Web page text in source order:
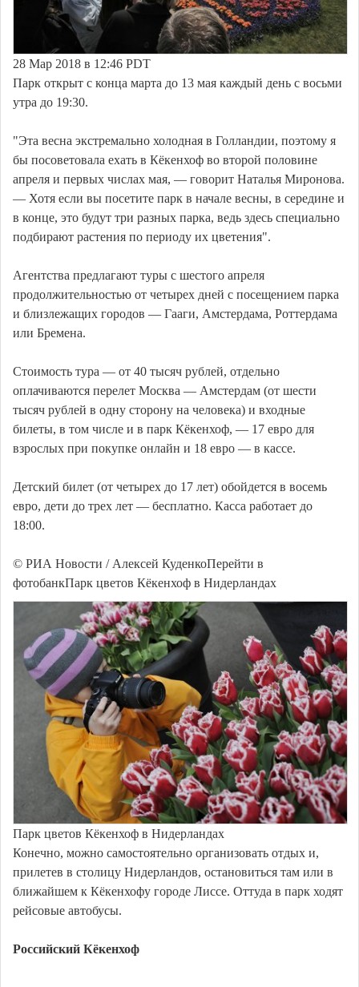
28 Мар 2018 в 12:46 PDT
Парк открыт с конца марта до 13 мая каждый день с восьми
утра до 19:30.
"Эта весна экстремально холодная в Голландии, поэтому я
бы посоветовала ехать в Кёкенхоф во второй половине
апреля и первых числах мая, — говорит Наталья Миронова.
— Хотя если вы посетите парк в начале весны, в середине и
в конце, это будут три разных парка, ведь здесь специально
подбирают растения по периоду их цветения".
Агентства предлагают туры с шестого апреля
продолжительностью от четырех дней с посещением парка
и близлежащих городов — Гааги, Амстердама, Роттердама
или Бремена.
Стоимость тура — от 40 тысяч рублей, отдельно
оплачиваются перелет Москва — Амстердам (от шести
тысяч рублей в одну сторону на человека) и входные
билеты, в том числе и в парк Кёкенхоф, — 17 евро для
взрослых при покупке онлайн и 18 евро — в кассе.
Детский билет (от четырех до 17 лет) обойдется в восемь
евро, дети до трех лет — бесплатно. Касса работает до
18:00.
© РИА Новости / Алексей КуденкоПерейти в
фотобанкПарк цветов Кёкенхоф в Нидерландах
Парк цветов Кёкенхоф в Нидерландах
Конечно, можно самостоятельно организовать отдых и,
прилетев в столицу Нидерландов, остановиться там или в
ближайшем к Кёкенхофу городе Лиссе. Оттуда в парк ходят
рейсовые автобусы.
Российский Кёкенхоф